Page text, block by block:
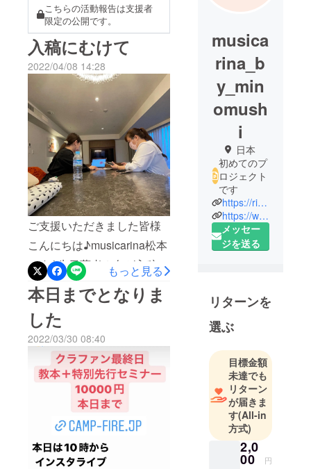
こちらの活動報告は支援者
限定の公開です。
入稿にむけて
2022/04/08 14:28
ご支援いただきました皆様
こんにちは♪musicarina松本
です♪先日著者２名が入稿に
向けて最終作業となる合宿
を行いました。しかし、
次々アイデアが降ってき
て、またまた追加ページが
でてしまいました笑新たな
ページ作成のため、イラス
トレーターさんと調整中で
す。印刷会社さんとの取引
も開始いたしました。いよ
いよ出版にむけて進み始
もっと見る
本日までとなりま
した
2022/03/30 08:40
musica
rina_b
y_min
omush
i
日本
初めてのプ
ロジェクト
です
https://rizumu-asobi-class.jp
https://www.anfanrhythmicpiano.com/
メッセー
ジを送る
リターンを
選ぶ
目標金額
未達でも
リターン
が届きま
す(All-in
方式)
2,0
00 円